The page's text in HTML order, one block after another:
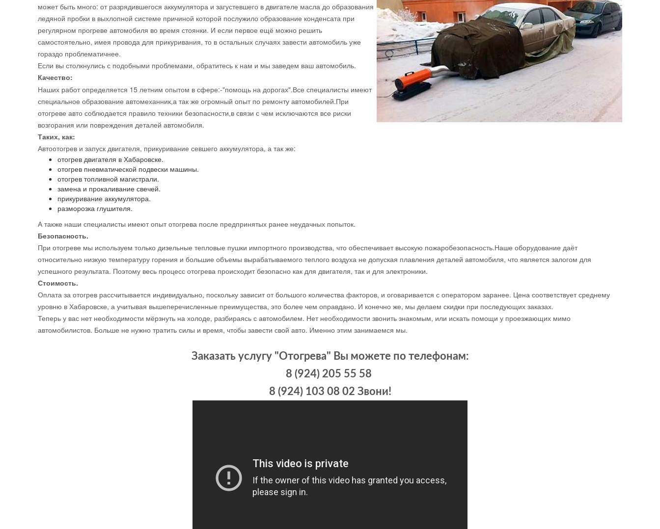
может быть много: от разрядившегося аккумулятора и загустевшего в двигателе масла до образования
ледяной пробки в выхлопной системе причиной которой послужило образование конденсата при
регулярном прогреве автомобиля во время стоянки. И если первое ещё можно решить
самостоятельно, имея провода для прикуривания, то в остальных случаях завести автомобиль уже
гораздо проблематичнее.
Если вы столкнулись с подобными проблемами, обратитесь к нам и мы заведем ваш автомобиль.
Качество:
Наших работ определяется 15 летним опытом в сфере:-"помощь на дорогах".Все специалисты имеют
специальное образование автомеханник,а так же огромный опыт по ремонту автомобилей.При
отогреве авто соблюдается правило техники безопасности,в связи с чем исключаются все риски
возгорания или повреждения деталей автомобиля.
Таких, как:
Автоотогрев и запуск двигателя, прикуривание севшего аккумулятора, а так же:
отогрев двигателя в Хабаровске.
отогрев пневматической подвески машины.
отогрев топливной магистрали.
замена и прокаливание свечей.
прикуривание аккумулятора.
разморозка глушителя.
А также наши специалисты имеют опыт отогрева после предпринятых ранее неудачных попыток.
Безопасность.
При отогреве мы используем только дизельные тепловые пушки импортного производства, что обеспечивает высокую пожаробезопасность.Наше оборудование даёт
относительно низкую температуру горения и большие объемы вырабатываемого теплого воздуха не допуская плавления деталей автомобиля, что является залогом для
успешного результата. Поэтому весь процесс отогрева происходит безопасно как для двигателя, так и для электроники.
Стоимость.
Оплата за отогрев рассчитывается индивидуально, поскольку зависит от большого количества факторов, и оговаривается с оператором заранее. Цена соответствует среднему
уровню в Хабаровске, а учитывая вышеперечисленные преимущества, это более чем оправдано. И конечно же, мы делаем скидки при последующих заказах.
Теперь у вас нет необходимости мёрзнуть на холоде, разбираясь с автомобилем. Нет необходимости звонить знакомым, или искать помощи у проезжающих мимо
автомобилистов. Больше не нужно тратить силы и время, чтобы завести свой авто. Именно этим занимаемся мы.
Заказать услугу "Отогрева" Вы можете по телефонам:
8 (924) 205 55 58
8 (924) 103 08 02 Звони!